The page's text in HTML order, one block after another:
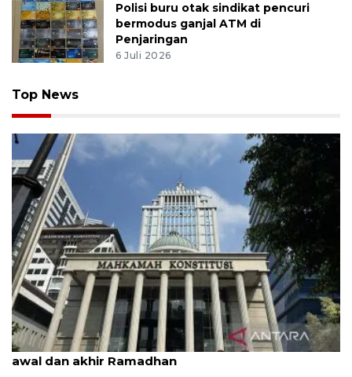
Polisi buru otak sindikat pencuri
bermodus ganjal ATM di
Penjaringan
6 Juli 2026
Top News
MK uji materi UU Peradilan Agama perihal isbat
awal dan akhir Ramadhan